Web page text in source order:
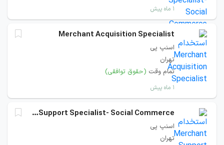
۱ ماه پیش
Merchant Acquisition Specialist
اسنپ پی
تهران
تمام وقت (حقوق توافقی)
۱ ماه پیش
Merchant Support Specialist- Social Commerce
اسنپ پی
تهران